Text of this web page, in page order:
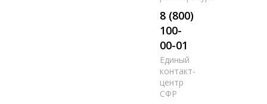
8 (800)
100-
00-01
Единый
контакт-
центр
СФР